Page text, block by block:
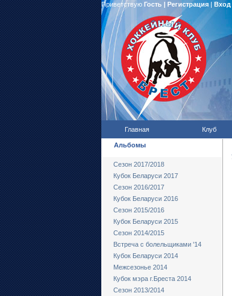
Приветствую Гость | Регистрация| Вход
Главная Клуб
Альбомы
Сезон 2017/2018
Кубок Беларуси 2017
Сезон 2016/2017
Кубок Беларуси 2016
Сезон 2015/2016
Кубок Беларуси 2015
Сезон 2014/2015
Встреча с болельщиками '14
Кубок Беларуси 2014
Межсезонье 2014
Кубок мэра г.Бреста 2014
Сезон 2013/2014